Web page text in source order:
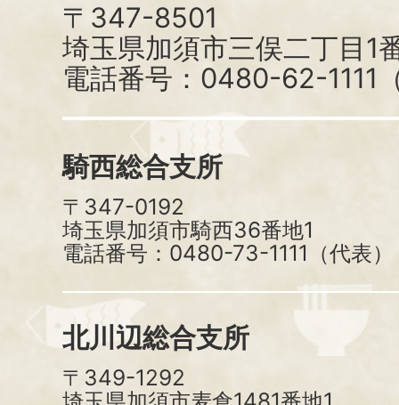
〒347-8501
埼玉県加須市三俣二丁目1
電話番号：0480-62-1111
騎西総合支所
〒347-0192
埼玉県加須市騎西36番地1
電話番号：0480-73-1111（代表）
北川辺総合支所
〒349-1292